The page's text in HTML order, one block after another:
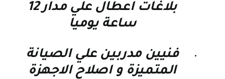
بلاغات اعطال علي مدار 12
ساعة يوميا
فنيين مدربين علي الصيانة
المتميزة و اصلاح الاجهزة